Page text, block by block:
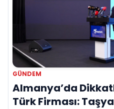
GÜNDEM
Almanya’da
Türk Firması: